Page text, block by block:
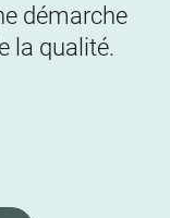
démarche
la qualité.